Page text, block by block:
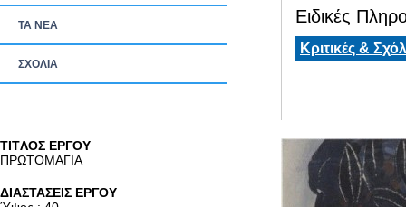
ΤΑ ΝEΑ
ΣΧΟΛΙΑ
Ειδικές
Κριτικές &
TITΛΟΣ ΕΡΓΟΥ
ΠΡΩΤΟΜΑΓΙΑ
ΔΙΑΣΤΑΣΕΙΣ ΕΡΓΟΥ